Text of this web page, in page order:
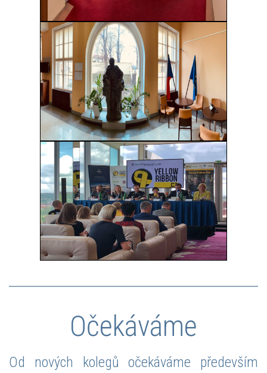
Očekáváme
Od nových kolegů očekáváme především